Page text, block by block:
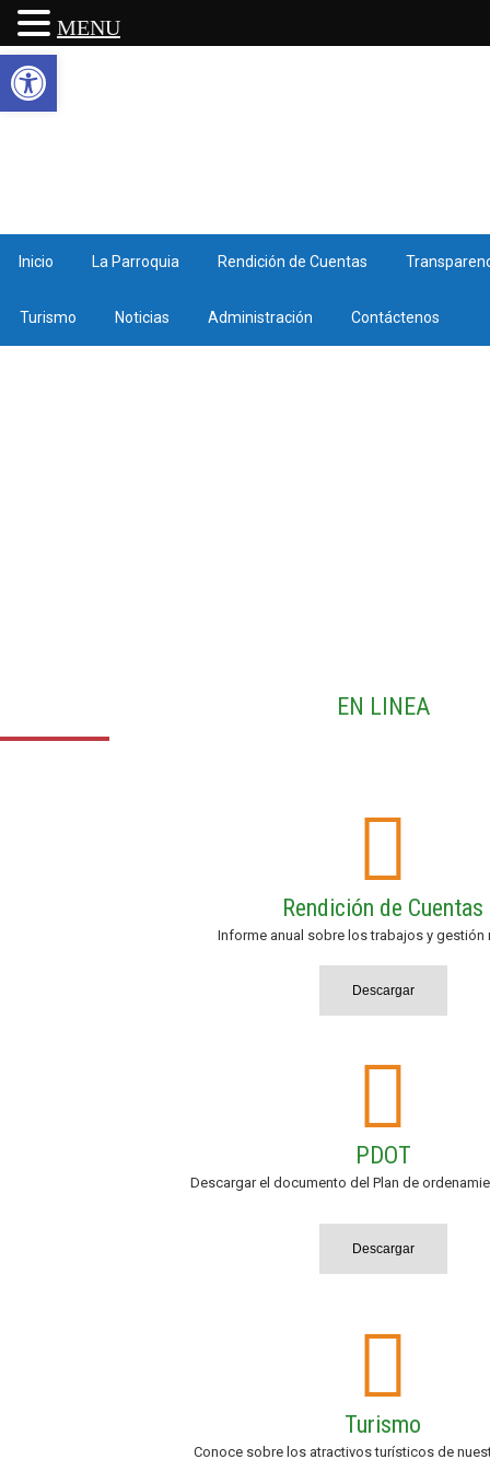
Inicio La Parroquia Rendición de Cuentas
Turismo Noticias Administración Contáctenos
EN LINEA
Rendición de Cuentas
Informe anual sobre los trabajos y gestión
Descargar
PDOT
Descargar el documento del Plan de
Descargar
Turismo
Conoce sobre los atractivos turísticos de
MENU
Abrir barra de herramientas